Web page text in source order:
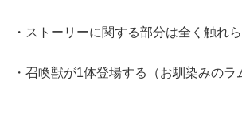
・ストーリーに関する部分は全く触れ
・召喚獣が1体登場する（お馴染みのラ